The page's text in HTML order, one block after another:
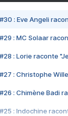
#30 : Eve Angeli
#29 : MC Solaar
#28 : Lorie raconte
#27 : Christophe
#26 : Chimène Badi
#25 : Indochine